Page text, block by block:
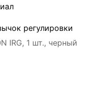
регулировки
IRG, 1 шт., черный